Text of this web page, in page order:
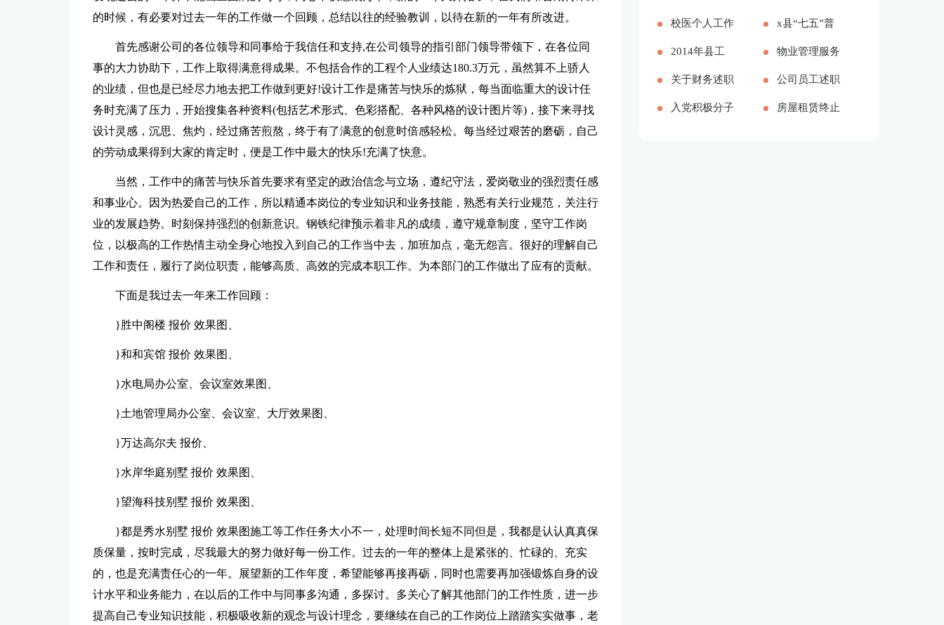
的时候，有必要对过去一年的工作做一个回顾，总结以往的经验教训，以待在新的一年有所改进。
首先感谢公司的各位领导和同事给于我信任和支持,在公司领导的指引部门领导带领下，在各位同
事的大力协助下，工作上取得满意得成果。不包括合作的工程个人业绩达180.3万元，虽然算不上骄人
的业绩，但也是已经尽力地去把工作做到更好!设计工作是痛苦与快乐的炼狱，每当面临重大的设计任
务时充满了压力，开始搜集各种资料(包括艺术形式、色彩搭配、各种风格的设计图片等)，接下来寻找
设计灵感，沉思、焦灼，经过痛苦煎熬，终于有了满意的创意时倍感轻松。每当经过艰苦的磨砺，自己
的劳动成果得到大家的肯定时，便是工作中最大的快乐!充满了快意。
当然，工作中的痛苦与快乐首先要求有坚定的政治信念与立场，遵纪守法，爱岗敬业的强烈责任感
和事业心。因为热爱自己的工作，所以精通本岗位的专业知识和业务技能，熟悉有关行业规范，关注行
业的发展趋势。时刻保持强烈的创新意识。钢铁纪律预示着非凡的成绩，遵守规章制度，坚守工作岗
位，以极高的工作热情主动全身心地投入到自己的工作当中去，加班加点，毫无怨言。很好的理解自己
工作和责任，履行了岗位职责，能够高质、高效的完成本职工作。为本部门的工作做出了应有的贡献。
下面是我过去一年来工作回顾：
}胜中阁楼 报价 效果图、
}和和宾馆 报价 效果图、
}水电局办公室、会议室效果图、
}土地管理局办公室、会议室、大厅效果图、
}万达高尔夫 报价、
}水岸华庭别墅 报价 效果图、
}望海科技别墅 报价 效果图、
}都是秀水别墅 报价 效果图施工等工作任务大小不一，处理时间长短不同但是，我都是认认真真保
质保量，按时完成，尽我最大的努力做好每一份工作。过去的一年的整体上是紧张的、忙碌的、充实
的，也是充满责任心的一年。展望新的工作年度，希望能够再接再砺，同时也需要再加强锻炼自身的设
计水平和业务能力，在以后的工作中与同事多沟通，多探讨。多关心了解其他部门的工作性质，进一步
提高自己专业知识技能，积极吸收新的观念与设计理念，要继续在自己的工作岗位上踏踏实实做事，老
4315字]
4200字]
文共1670字] 1023字]
人述职报告3
篇[本文共
4725字]
工作总结(集
合15篇)[本文
共22397字]
校医个人工作
总结合集15
篇[本文共
16518字]
x县“七五”普
法中期工作汇
报材料[本文
共6650字]
2014年县工
商局述职述廉
报告[本文共
物业管理服务
合同汇编15
篇[本文共
关于财务述职
报告汇编6篇
公司员工述职
报告模板汇编
入党积极分子 房屋租赁终止